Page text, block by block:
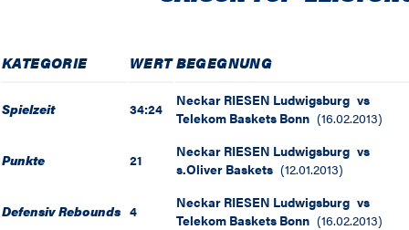
KATEGORIE WERTBEGEGNUNG
Spielzeit 34:24 Neckar RIESEN Ludwigsburg vs
Telekom Baskets Bonn (16.02.2013)
Punkte 21 Neckar RIESEN Ludwigsburg vs
s.Oliver Baskets (12.01.2013)
Defensiv Rebounds 4 Neckar RIESEN Ludwigsburg vs
Telekom Baskets Bonn (16.02.2013)